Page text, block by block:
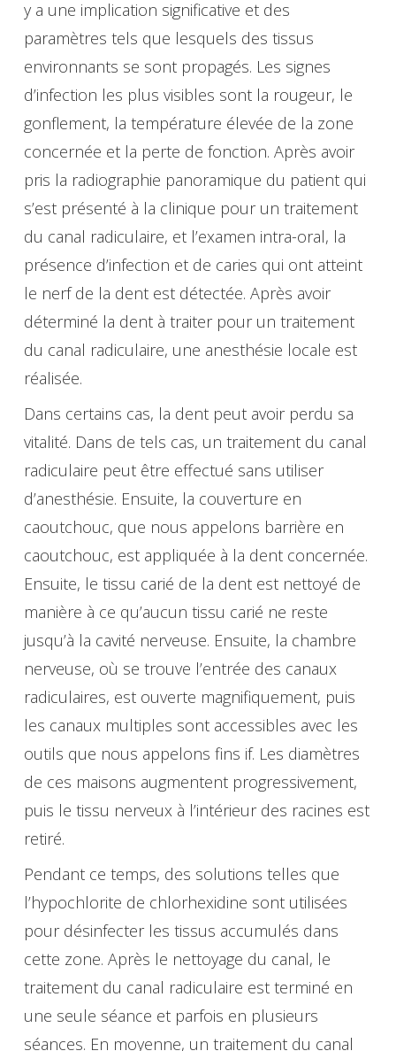
y a une implication significative et des
paramètres tels que lesquels des tissus
environnants se sont propagés. Les signes
d’infection les plus visibles sont la rougeur, le
gonflement, la température élevée de la zone
concernée et la perte de fonction. Après avoir
pris la radiographie panoramique du patient qui
s’est présenté à la clinique pour un traitement
du canal radiculaire, et l’examen intra-oral, la
présence d’infection et de caries qui ont atteint
le nerf de la dent est détectée. Après avoir
déterminé la dent à traiter pour un traitement
du canal radiculaire, une anesthésie locale est
réalisée.
Dans certains cas, la dent peut avoir perdu sa
vitalité. Dans de tels cas, un traitement du canal
radiculaire peut être effectué sans utiliser
d’anesthésie. Ensuite, la couverture en
caoutchouc, que nous appelons barrière en
caoutchouc, est appliquée à la dent concernée.
Ensuite, le tissu carié de la dent est nettoyé de
manière à ce qu’aucun tissu carié ne reste
jusqu’à la cavité nerveuse. Ensuite, la chambre
nerveuse, où se trouve l’entrée des canaux
radiculaires, est ouverte magnifiquement, puis
les canaux multiples sont accessibles avec les
outils que nous appelons fins if. Les diamètres
de ces maisons augmentent progressivement,
puis le tissu nerveux à l’intérieur des racines est
retiré.
Pendant ce temps, des solutions telles que
l’hypochlorite de chlorhexidine sont utilisées
pour désinfecter les tissus accumulés dans
cette zone. Après le nettoyage du canal, le
traitement du canal radiculaire est terminé en
une seule séance et parfois en plusieurs
séances. En moyenne, un traitement du canal